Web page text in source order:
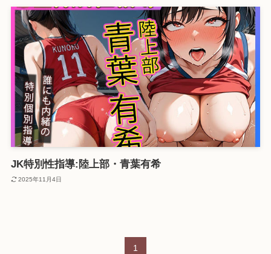
JK特別性指導:陸上部・青葉有希
2025年11月4日
1